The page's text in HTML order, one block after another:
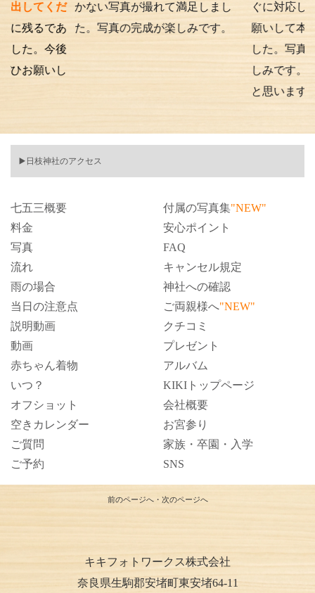
だ
あ
後
し
かない写真が撮れて満足しまし
た。写真の完成が楽しみです。
ぐに対応してくださ
願いして本当に良か
した。写真の仕上が
しみです。また次も
と思います。
▶️日枝神社のアクセス
七五三概要
料金
写真
流れ
雨の場合
当日の注意点
説明動画
動画
赤ちゃん着物
いつ？
オフショット
空きカレンダー
ご質問
ご予約
付属の写真集"NEW"
安心ポイント
FAQ
キャンセル規定
神社への確認
ご両親様へ"NEW"
クチコミ
プレゼント
アルバム
KIKIトップページ
会社概要
お宮参り
家族・卒園・入学
SNS
前のページへ・ 次のページへ
キキフォトワークス株式会社
奈良県生駒郡安堵町東安堵64-11